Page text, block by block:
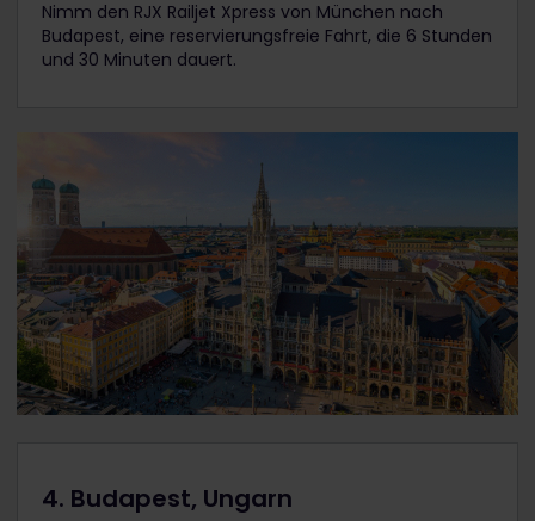
Nimm den RJX Railjet Xpress von München nach
Budapest, eine reservierungsfreie Fahrt, die 6 Stunden
und 30 Minuten dauert.
4. Budapest, Ungarn